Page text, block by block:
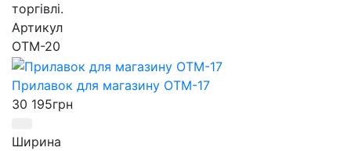
торгівлі.
Артикул
ОТМ-20
Прилавок для магазину ОТМ-17
30 195грн
Ширина